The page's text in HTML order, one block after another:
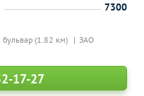
бульвар (1.82 км) ЗАО
7300
17-27